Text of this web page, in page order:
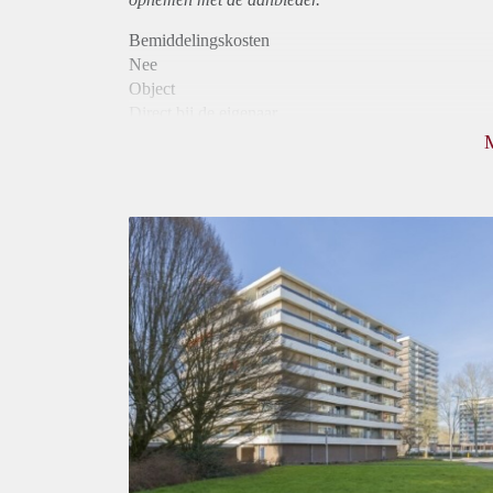
Bemiddelingskosten
Nee
Object
Huurtoeslag
Niet mogelijk
Inkomen eis
3,2 X Maandhuur Bruto
Huurtermijn
Onbepaalde termijn
Oplevering
Kaal